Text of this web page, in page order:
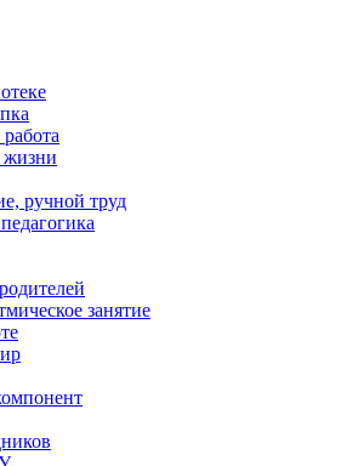
жизни
ручной труд
занятие